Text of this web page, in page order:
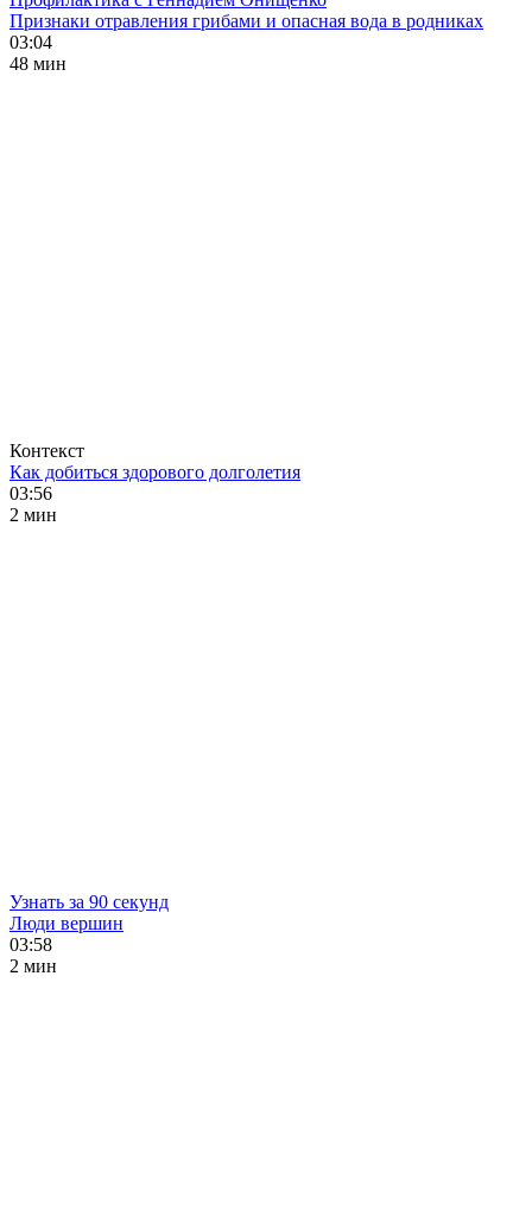
Признаки отравления грибами и опасная вода в родниках
03:04
48 мин
Контекст
Как добиться здорового долголетия
03:56
2 мин
Узнать за 90 секунд
Люди вершин
03:58
2 мин